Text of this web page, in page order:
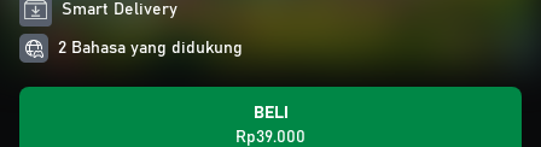
Smart Delivery
2 Bahasa yang didukung
BELI
Rp39.000